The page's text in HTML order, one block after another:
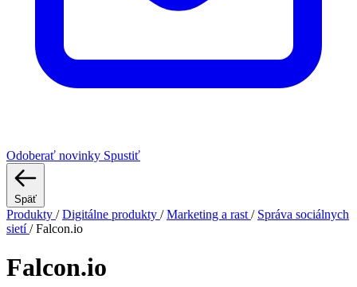
Odoberať novinky Spustiť
Späť
Produkty / Digitálne produkty / Marketing a rast / Správa sociálnych
sietí/ Falcon.io
Falcon.io